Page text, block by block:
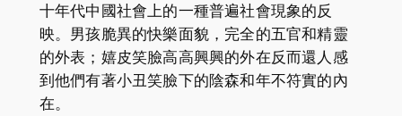
十年代中國社會上的一種普遍社會現象的反
映。男孩脆異的快樂面貌，完全的五官和精靈
的外表；嬉皮笑臉高高興興的外在反而還人感
到他們有著小丑笑臉下的陰森和年不符實的內
在。